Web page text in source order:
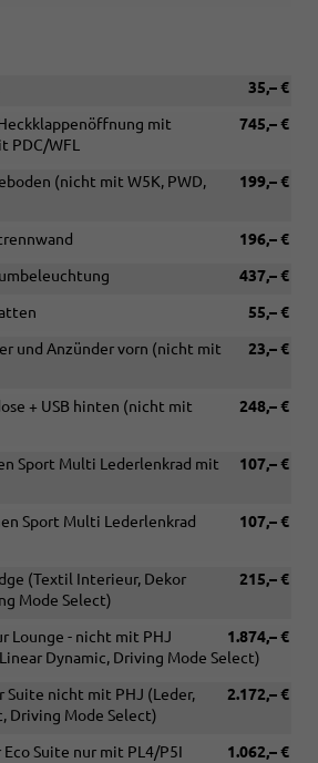
35,– €
745,– €
mit
PDC/WFL
199,– €
(nicht mit W5K, PWD,
196,– €
437,– €
55,– €
23,– €
und Anzünder vorn (nicht mit
248,– €
+ USB hinten (nicht mit
107,– €
Sport Multi Lederlenkrad mit
107,– €
Sport Multi Lederlenkrad
215,– €
(Textil Interieur, Dekor
Mode Select)
1.874,– €
Lounge - nicht mit PHJ
Dynamic, Driving Mode Select)
2.172,– €
Suite nicht mit PHJ (Leder,
Driving Mode Select)
1.062,– €
Suite nur mit PL4/P5I